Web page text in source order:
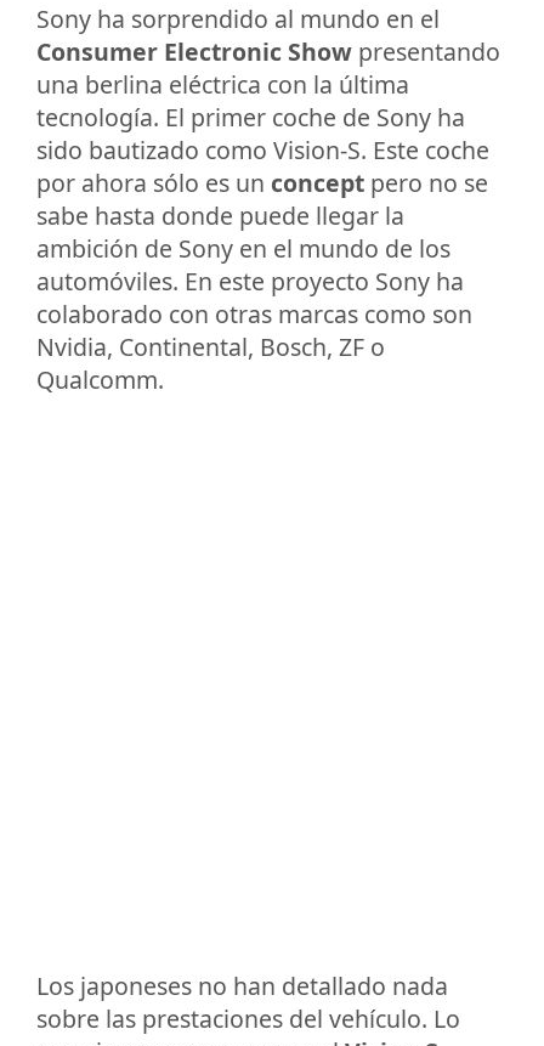
Sony ha sorprendido al mundo en el
Consumer Electronic Show presentando
una berlina eléctrica con la última
tecnología. El primer coche de Sony ha
sido bautizado como Vision-S. Este coche
por ahora sólo es un concept pero no se
sabe hasta donde puede llegar la
ambición de Sony en el mundo de los
automóviles. En este proyecto Sony ha
colaborado con otras marcas como son
Nvidia, Continental, Bosch, ZF o
Qualcomm.
Los japoneses no han detallado nada
sobre las prestaciones del vehículo. Lo